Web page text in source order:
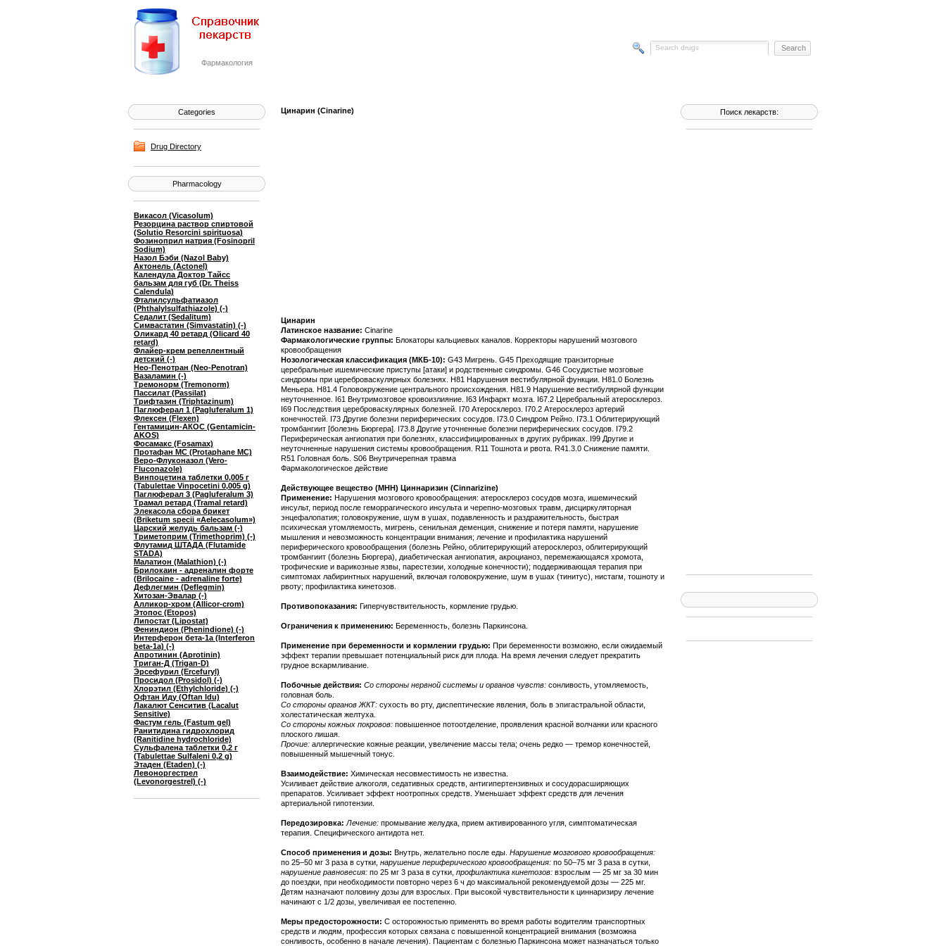
Фармакология
Categories
Drug Directory
Pharmacology
Викасол (Vicasolum)
Резорцина раствор спиртовой
(Solutio Resorcini spirituosa)
Фозиноприл натрия (Fosinopril
Sodium)
Назол Бэби (Nazol Baby)
Актонель (Actonel)
Календула Доктор Тайсс
бальзам для губ (Dr. Theiss
Calendula)
Фталилсульфатиазол
(Phthalylsulfathiazole) (-)
Седалит (Sedalitum)
Симвастатин (Simvastatin) (-)
Оликард 40 ретард (Olicard 40
retard)
Флайер-крем репеллентный
детский (-)
Нео-Пенотран (Neo-Penotran)
Вазаламин (-)
Тремонорм (Tremonorm)
Пассилат (Passilat)
Трифтазин (Triphtazinum)
Паглюферал 1 (Pagluferalum 1)
Флексен (Flexen)
Гентамицин-АКОС (Gentamicin-
AKOS)
Фосамакс (Fosamax)
Протафан МС (Protaphane MC)
Веро-Флуконазол (Vero-
Fluconazole)
Винпоцетина таблетки 0,005 г
(Tabulettae Vinpocetini 0,005 g)
Паглюферал 3 (Pagluferalum 3)
Трамал ретард (Tramal retard)
Элекасола сбора брикет
(Briketum specii «Aelecasolum»)
Царский желудь бальзам (-)
Триметоприм (Trimethoprim) (-)
Флутамид ШТАДА (Flutamide
STADA)
Малатион (Malathion) (-)
Брилокаин - адреналин форте
(Brilocaine - adrenaline forte)
Дефлегмин (Deflegmin)
Хитозан-Эвалар (-)
Алликор-хром (Allicor-crom)
Этопос (Etopos)
Липостат (Lipostat)
Фениндион (Phenindione) (-)
Интерферон бета-1a (Interferon
beta-1a) (-)
Апротинин (Aprotinin)
Триган-Д (Trigan-D)
Эрсефурил (Ercefuryl)
Просидол (Prosidol) (-)
Хлорэтил (Ethylchloride) (-)
Офтан Иду (Oftan Idu)
Лакалют Сенситив (Lacalut
Sensitive)
Фастум гель (Fastum gel)
Ранитидина гидрохлорид
(Ranitidine hydrochloride)
Сульфалена таблетки 0,2 г
(Tabulettae Sulfaleni 0,2 g)
Этаден (Etaden) (-)
Левоноргестрел
(Levonorgestrel) (-)
Поиск лекарств:
Цинарин (Cinarine)
Цинарин
Латинское название: Cinarine
Фармакологические группы: Блокаторы кальциевых каналов. Корректоры нарушений мозгового
кровообращения
Нозологическая классификация (МКБ-10): G43 Мигрень. G45 Преходящие транзиторные
церебральные ишемические приступы [атаки] и родственные синдромы. G46 Сосудистые мозговые
синдромы при цереброваскулярных болезнях. H81 Нарушения вестибулярной функции. H81.0 Болезнь
Меньера. H81.4 Головокружение центрального происхождения. H81.9 Нарушение вестибулярной функции
неуточненное. I61 Внутримозговое кровоизлияние. I63 Инфаркт мозга. I67.2 Церебральный атеросклероз.
I69 Последствия цереброваскулярных болезней. I70 Атеросклероз. I70.2 Атеросклероз артерий
конечностей. I73 Другие болезни периферических сосудов. I73.0 Синдром Рейно. I73.1 Облитерирующий
тромбангиит [болезнь Бюргера]. I73.8 Другие уточненные болезни периферических сосудов. I79.2
Периферическая ангиопатия при болезнях, классифицированных в других рубриках. I99 Другие и
неуточненные нарушения системы кровообращения. R11 Тошнота и рвота. R41.3.0 Снижение памяти.
R51 Головная боль. S06 Внутричерепная травма
Фармакологическое действие
Действующее вещество (МНН) Циннаризин (Cinnarizine)
Применение: Нарушения мозгового кровообращения: атеросклероз сосудов мозга, ишемический
инсульт, период после геморрагического инсульта и черепно-мозговых травм, дисциркуляторная
энцефалопатия; головокружение, шум в ушах, подавленность и раздражительность, быстрая
психическая утомляемость, мигрень, сенильная деменция, снижение и потеря памяти, нарушение
мышления и невозможность концентрации внимания; лечение и профилактика нарушений
периферического кровообращения (болезнь Рейно, облитерирующий атеросклероз, облитерирующий
тромбангиит (болезнь Бюргера), диабетическая ангиопатия, акроцианоз, перемежающаяся хромота,
трофические и варикозные язвы, парестезии, холодные конечности); поддерживающая терапия при
симптомах лабиринтных нарушений, включая головокружение, шум в ушах (тинитус), нистагм, тошноту и
рвоту; профилактика кинетозов.
Противопоказания: Гиперчувствительность, кормление грудью.
Ограничения к применению: Беременность, болезнь Паркинсона.
Применение при беременности и кормлении грудью: При беременности возможно, если ожидаемый
эффект терапии превышает потенциальный риск для плода. На время лечения следует прекратить
грудное вскармливание.
Побочные действия: Со стороны нервной системы и органов чувств: сонливость, утомляемость,
головная боль.
Со стороны органов ЖКТ: сухость во рту, диспептические явления, боль в эпигастральной области,
холестатическая желтуха.
Со стороны кожных покровов: повышенное потоотделение, проявления красной волчанки или красного
плоского лишая.
Прочие: аллергические кожные реакции, увеличение массы тела; очень редко — тремор конечностей,
повышенный мышечный тонус.
Взаимодействие: Химическая несовместимость не известна.
Усиливает действие алкоголя, седативных средств, антигипертензивных и сосудорасширяющих
препаратов. Усиливает эффект ноотропных средств. Уменьшает эффект средств для лечения
артериальной гипотензии.
Передозировка: Лечение: промывание желудка, прием активированного угля, симптоматическая
терапия. Специфического антидота нет.
Способ применения и дозы: Внутрь, желательно после еды. Нарушение мозгового кровообращения:
по 25–50 мг 3 раза в сутки, нарушение периферического кровообращения: по 50–75 мг 3 раза в сутки,
нарушение равновесия: по 25 мг 3 раза в сутки, профилактика кинетозов: взрослым — 25 мг за 30 мин
до поездки, при необходимости повторно через 6 ч до максимальной рекомендуемой дозы — 225 мг.
Детям назначают половину дозы для взрослых. При высокой чувствительности к циннаризиру лечение
начинают с 1/2 дозы, увеличивая ее постепенно.
Меры предосторожности: С осторожностью применять во время работы водителям транспортных
средств и людям, профессия которых связана с повышенной концентрацией внимания (возможна
сонливость, особенно в начале лечения). Пациентам с болезнью Паркинсона может назначаться только